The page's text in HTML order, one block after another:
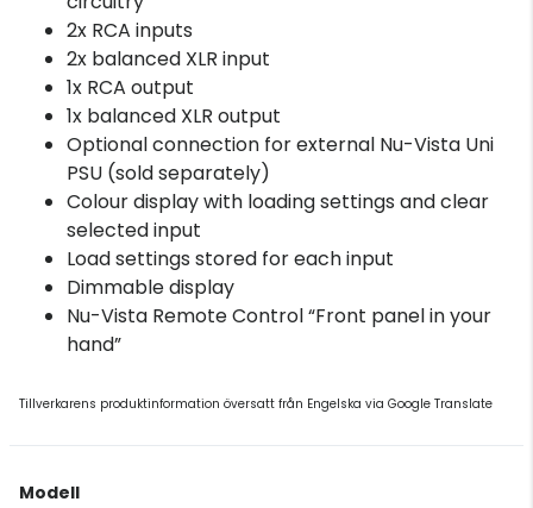
2x RCA inputs
2x balanced XLR input
1x RCA output
1x balanced XLR output
Optional connection for external Nu-Vista Uni
PSU (sold separately)
Colour display with loading settings and clear
selected input
Load settings stored for each input
Dimmable display
Nu-Vista Remote Control “Front panel in your
hand”
Tillverkarens produktinformation översatt från Engelska via Google Translate
Modell